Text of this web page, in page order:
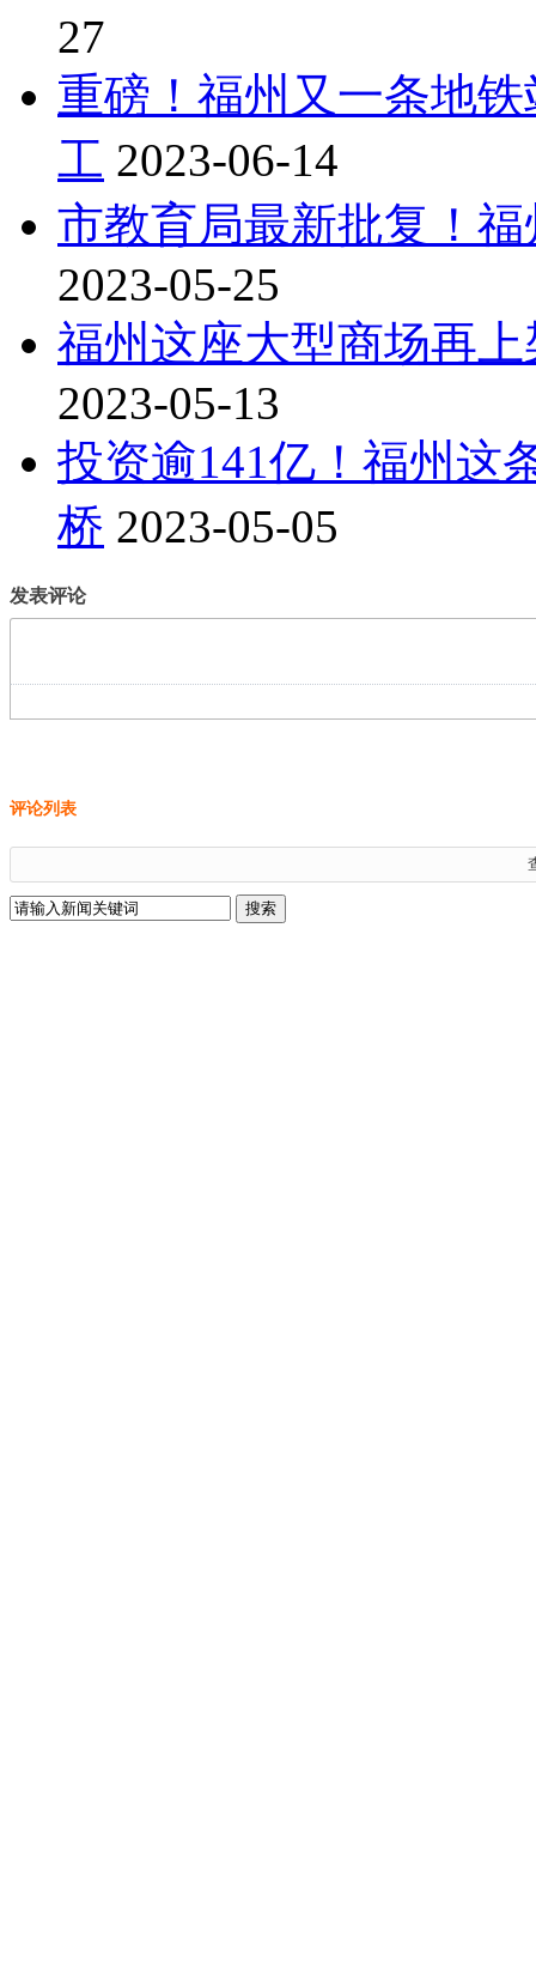
27
重磅！福州又一条地
工 2023-06-14
市教育局最新批复！
2023-05-25
福州这座大型商场再
2023-05-13
投资逾141亿！福州这
桥 2023-05-05
发表评论
评论列表